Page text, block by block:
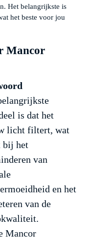
Het belangrijkste is
het beste voor jou
Mancor
is dat het
licht filtert, wat
bij het
van
en het
van de
Mancor